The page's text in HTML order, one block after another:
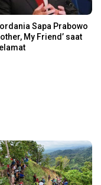
Sapa Prabowo
My Friend’ saat